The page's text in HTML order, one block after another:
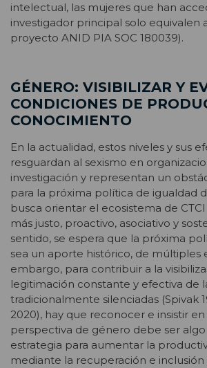
intelectual, las mujeres que han
investigador principal solo equivalen
proyecto ANID PIA SOC 180039).
GÉNERO: VISIBILIZAR Y
CONDICIONES DE
CONOCIMIENTO
En la actualidad, estos niveles y sus
resguardan al sexismo en
investigación y representan un
para la próxima política de igualdad
busca orientar el ecosistema de
más justo, proactivo, asociativo y
sentido, se espera que la próxima
sea un aporte histórico, de múltiples
embargo, para contribuir a la
legitimación constante y efectiva de
tradicionalmente silenciadas (Spivak
2020), hay que reconocer e insistir
perspectiva de género debe ser
estrategia para aumentar la
mediante la recuperación e